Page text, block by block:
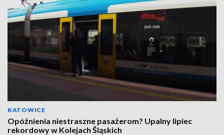
KATOWICE
Opóźnienia niestraszne pasażerom? Upalny lipiec
rekordowy w Kolejach Śląskich